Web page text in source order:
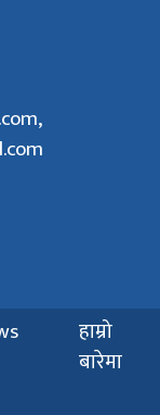
,
हाम्रो
बारेमा